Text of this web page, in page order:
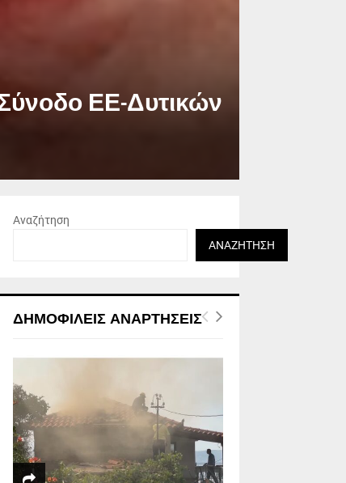
Σύνοδο ΕΕ-Δυτικών
Αναζήτηση
ΑΝΑΖΉΤΗΣΗ
ΔΗΜΟΦΙΛΕΊΣ ΑΝΑΡΤΉΣΕΙΣ